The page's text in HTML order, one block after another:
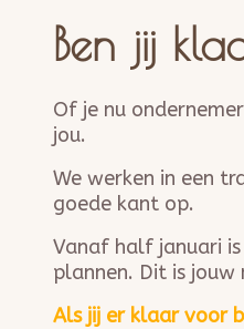
Ben jij
Of je nu
jou.
We werken in een
goede kant op.
Vanaf half januari
plannen. Dit is
Als jij er klaar voor